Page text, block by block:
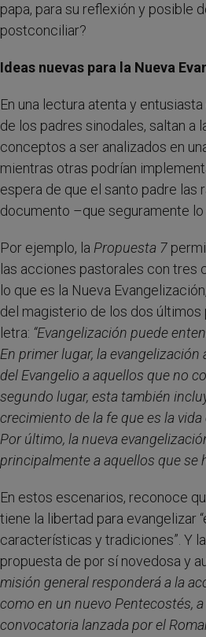
papa, para su reflexión y posible
postconciliar?
Ideas nuevas para la Nueva
En una lectura atenta y entusiasta
de los padres sinodales, saltan a
conceptos a ser analizados en
mientras otras podrían
espera de que el santo padre las
documento –que seguramente lo
Por ejemplo, la Propuesta 7
las acciones pastorales con tres
lo que es la Nueva
del magisterio de los dos últimos
letra: “Evangelización puede
En primer lugar, la
del Evangelio a aquellos que no
segundo lugar, esta también
crecimiento de la fe que es la vida
Por último, la nueva
principalmente a aquellos que se
En estos escenarios, reconoce
tiene la libertad para evangelizar
características y tradiciones”. Y
propuesta de por sí novedosa y
misión general responderá a la
como en un nuevo Pentecostés,
convocatoria lanzada por el